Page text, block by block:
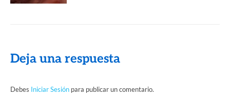
Deja una respuesta
Debes Iniciar Sesión para publicar un comentario.